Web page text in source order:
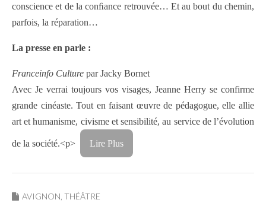
conscience et de la conﬁance retrouvée… Et au bout du chemin,
parfois, la réparation…
La presse en parle :
Franceinfo Culture par Jacky Bornet
Avec Je verrai toujours vos visages, Jeanne Herry se confirme
grande cinéaste. Tout en faisant œuvre de pédagogue, elle allie
art et humanisme, civisme et sensibilité, au service de l’évolution
de la société.<p> Lire Plus
AVIGNON THÉÂTRE